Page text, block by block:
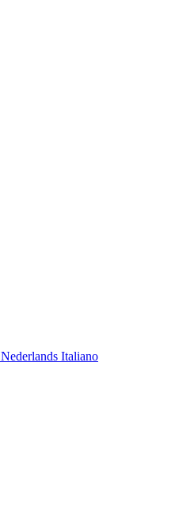
Nederlands Italiano